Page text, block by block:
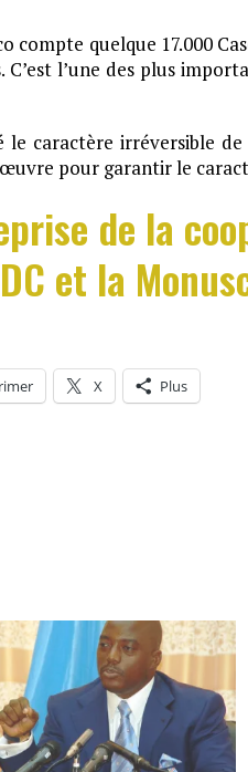
compte quelque 17.000
l’une des plus
le caractère irréversible
pour garantir le
de la
et la
X Plus